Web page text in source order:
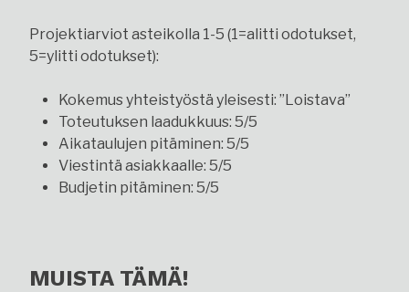
Projektiarviot asteikolla 1-5 (1=alitti odotukset,
5=ylitti odotukset):
Kokemus yhteistyöstä yleisesti: ”Loistava”
Toteutuksen laadukkuus: 5/5
Aikataulujen pitäminen: 5/5
Viestintä asiakkaalle: 5/5
Budjetin pitäminen: 5/5
MUISTA TÄMÄ!